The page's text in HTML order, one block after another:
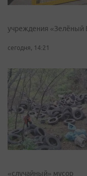
учреждения «Зелёный
сегодня, 14:21
«случайный» мусор